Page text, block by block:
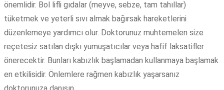
önemlidir. Bol lifli gıdalar (meyve, sebze, tam tahıllar)
tüketmek ve yeterli sıvı almak bağırsak hareketlerini
düzenlemeye yardımcı olur. Doktorunuz muhtemelen size
reçetesiz satılan dışkı yumuşatıcılar veya hafif laksatifler
önerecektir. Bunları kabızlık başlamadan kullanmaya başlamak
en etkilisidir. Önlemlere rağmen kabızlık yaşarsanız